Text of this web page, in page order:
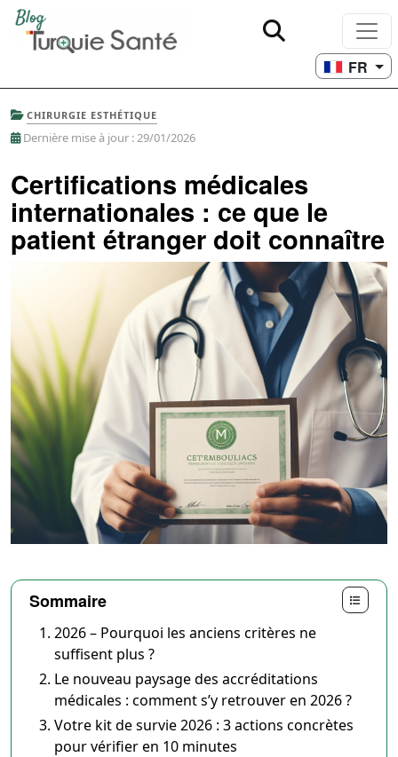
FR
CHIRURGIE ESTHÉTIQUE
Dernière mise à jour : 29/01/2026
Certifications médicales
internationales : ce que le
patient étranger doit connaître
Sommaire
2026 – Pourquoi les anciens critères ne
suffisent plus ?
Le nouveau paysage des accréditations
médicales : comment s’y retrouver en 2026 ?
Votre kit de survie 2026 : 3 actions concrètes
pour vérifier en 10 minutes